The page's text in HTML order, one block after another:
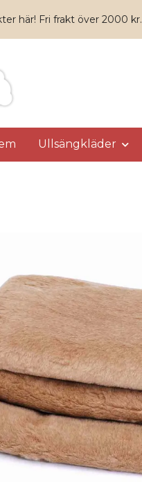
här! Fri frakt över 2000 kr.
Ullsängkläder